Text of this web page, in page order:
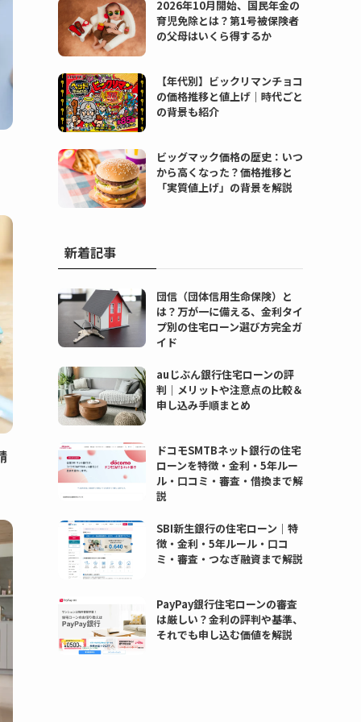
2026年10月開始、国民年金の
育児免除とは？第1号被保険者
の父母はいくら得するか
【年代別】ビックリマンチョコ
の価格推移と値上げ｜時代ごと
の背景も紹介
ビッグマック価格の歴史：いつ
から高くなった？価格推移と
「実質値上げ」の背景を解説
新着記事
団信（団体信用生命保険）と
は？万が一に備える、金利タイ
プ別の住宅ローン選び方完全ガ
イド
auじぶん銀行住宅ローンの評
判｜メリットや注意点の比較＆
申し込み手順まとめ
ドコモSMTBネット銀行の住宅
ローンを特徴・金利・5年ルー
ル・口コミ・審査・借換まで解
説
SBI新生銀行の住宅ローン｜特
徴・金利・5年ルール・口コ
ミ・審査・つなぎ融資まで解説
PayPay銀行住宅ローンの審査
は厳しい？金利の評判や基準、
それでも申し込む価値を解説